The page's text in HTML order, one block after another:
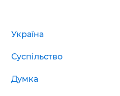
Україна
Суспільство
Думка